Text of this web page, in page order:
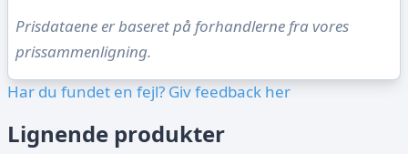
Prisdataene er baseret på forhandlerne fra vores
prissammenligning.
Har du fundet en fejl? Giv feedback her
Lignende produkter